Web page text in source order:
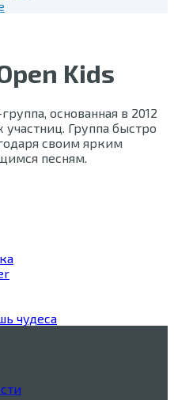
Kids
основанная в 2012
Группа быстро
своим ярким
песням.
чудеса